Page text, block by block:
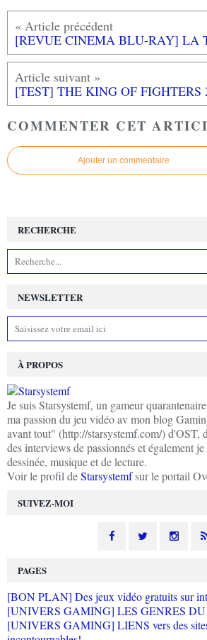
COMMENTER CET
Ajouter un commentaire
NEWSLETTER
SUIVEZ-MOI
RECHERCHE
À PROPOS
Je suis Starsystemf, un gameur
ma passion du jeu vidéo av mon blog
avant tout" (http://starsystemf.com/) d'OST,
des interviews de passionnés et également
dessinée, musique et de lecture.
Voir le profil deStarsystemfsur le portail
PAGES
[BON PLAN] Des jeux vidéo gratuits sur
[UNIVERS GAMING] LES GENRES
[UNIVERS GAMING] LIENS vers des